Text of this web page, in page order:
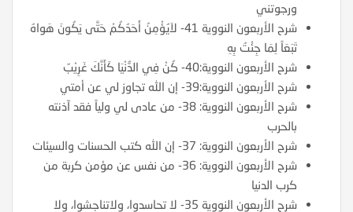
ورجوتني
شرح الأربعون النووية 41- لاَيُؤْمِنُ أَحَدُكُمْ حَتَّى يَكُونَ هَواهُ
تَبَعَاً لِمَا جِئْتُ بِهِ
شرح الأربعون النووية:40- كُنْ فِي الدُّنْيَا كَأَنَّكَ غَرِيْبٌ
شرح الأربعون النووية:39- إن الله تجاوز لي عن أمتي
شرح الأربعون النووية: 38- من عادى لي ولياً فقد آذنته
بالحرب
شرح الأربعون النووية: 37- إن الله كتب الحسنات والسيئات
شرح الأربعون النووية: 36- من نفس عن مؤمن كربة من
كرب الدنيا
شرح الأربعون النووية 35- لا تحاسدوا، ولاتناجشوا، ولا